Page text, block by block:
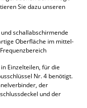
Sie dazu unseren
schallabschirmende
Oberfläche im mittel-
Einzelteilen, für die
Nr. 4 benötigt.
der
und der